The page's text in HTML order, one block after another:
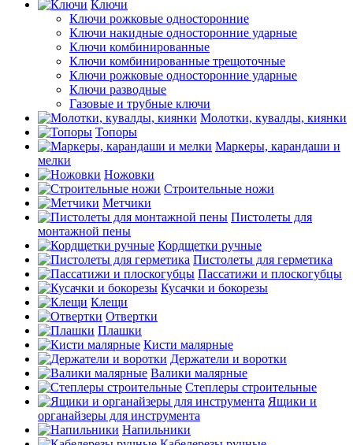
Ключи
Ключи рожковые односторонние
Ключи накидные односторонние ударные
Ключи комбинированные
Ключи комбинированные трещоточные
Ключи рожковые односторонние ударные
Ключи разводные
Газовые и трубные ключи
Молотки, кувалды, киянки
Топоры
Маркеры, карандаши и
мелки
Ножовки
Строительные ножи
Метчики
Пистолеты для
монтажной пены
Кордщетки ручные
Пистолеты для герметика
Пассатижи и плоскогубцы
Кусачки и бокорезы
Клещи
Отвертки
Плашки
Кисти малярные
Держатели и воротки
Валики малярные
Степлеры строительные
Ящики и
органайзеры для инструмента
Напильники